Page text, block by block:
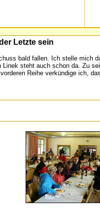
Letzte sein
bald fallen. Ich stelle mich
Linek steht auch schon da. Zu
Reihe verkündige ich,